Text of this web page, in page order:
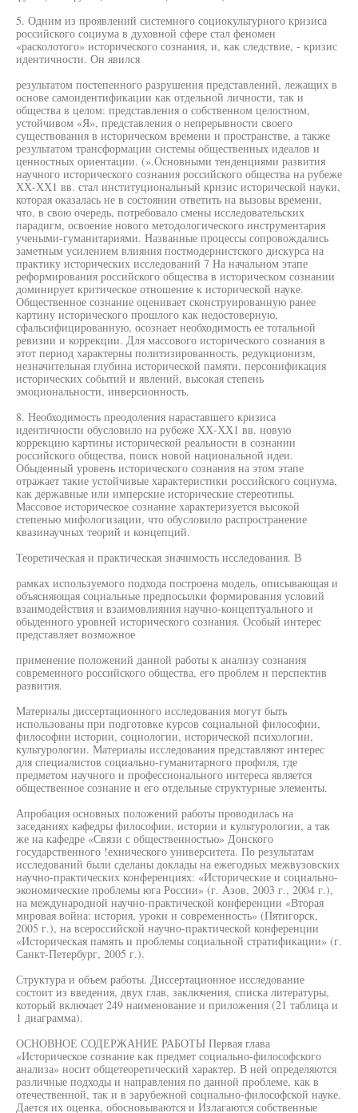
5. Одним из проявлений системного социокультурного кризиса
российского социума в духовной сфере стал феномен
«расколотого» исторического сознания, и, как следствие, - кризис
идентичности. Он явился
результатом постепенного разрушения представлений, лежащих в
основе самоидентификации как отдельной личности, так и
общества в целом: представления о собственном целостном,
устойчивом «Я», представления о непрерывности своего
существования в историческом времени и пространстве, а также
результатом трансформации системы общественных идеалов и
ценностных ориентации. (».Основными тенденциями развития
научного исторического сознания российского общества на рубеже
ХХ-ХХ1 вв. стал институциональный кризис исторической науки,
которая оказалась не в состоянии ответить на вызовы времени,
что, в свою очередь, потребовало смены исследовательских
парадигм, освоение нового методологического инструментария
учеными-гуманитариями. Названные процессы сопровождались
заметным усилением влияния постмодернистского дискурса на
практику исторических исследований 7 На начальном этапе
реформирования российского общества в историческом сознании
доминирует критическое отношение к исторической науке.
Общественное сознание оценивает сконструированную ранее
картину исторического прошлого как недостоверную,
сфальсифицированную, осознает необходимость ее тотальной
ревизии и коррекции. Для массового исторического сознания в
этот период характерны политизированность, редукционизм,
незначительная глубина исторической памяти, персонификация
исторических событий и явлений, высокая степень
эмоциональности, инверсионность.
8. Необходимость преодоления нараставшего кризиса
идентичности обусловило на рубеже ХХ-ХХ1 вв. новую
коррекцию картины исторической реальности в сознании
российского общества, поиск новой национальной идеи.
Обыденный уровень исторического сознания на этом этапе
отражает такие устойчивые характеристики российского социума,
как державные или имперские исторические стереотипы.
Массовое историческое сознание характеризуется высокой
степенью мифологизации, что обусловило распространение
квазинаучных теорий и концепций.
Теоретическая и практическая значимость исследования. В
рамках используемого подхода построена модель, описывающая и
объясняющая социальные предпосылки формирования условий
взаимодействия и взаимовлияния научно-концептуального и
обыденного уровней исторического сознания. Особый интерес
представляет возможное
применение положений данной работы к анализу сознания
современного российского общества, его проблем и перспектив
развития.
Материалы диссертационного исследования могут быть
использованы при подготовке курсов социальной философии,
философии истории, социологии, исторической психологии,
культурологии. Материалы исследования представляют интерес
для специалистов социально-гуманитарного профиля, где
предметом научного и профессионального интереса является
общественное сознание и его отдельные структурные элементы.
Апробация основных положений работы проводилась на
заседаниях кафедры философии, истории и культурологии, а так
же на кафедре «Связи с общественностью» Донского
государственного !ехнического университета. По результатам
исследований были сделаны доклады на ежегодных межвузовских
научно-практических конференциях: «Исторические и социально-
экономические проблемы юга России» (г. Азов, 2003 г., 2004 г.),
на международной научно-практической конференции «Вторая
мировая война: история, уроки и современность» (Пятигорск,
2005 г.), на всероссийской научно-практической конференции
«Историческая память и проблемы социальной стратификации» (г.
Санкт-Петербург, 2005 г.).
Структура и объем работы. Диссертационное исследование
состоит из введения, двух глав, заключения, списка литературы,
который включает 249 наименование и приложения (21 таблица и
1 диаграмма).
ОСНОВНОЕ СОДЕРЖАНИЕ РАБОТЫ Первая глава
«Историческое сознание как предмет социально-философского
анализа» носит общетеоретический характер. В ней определяются
различные подходы и направления по данной проблеме, как в
отечественной, так и в зарубежной социально-философской науке.
Дается их оценка, обосновываются и Излагаются собственные